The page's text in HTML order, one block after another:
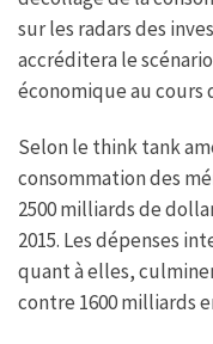
sur les radars des
accréditera le
économique au cours
Selon le think tank
consommation des
2500 milliards de
2015. Les dépenses
quant à elles,
contre 1600 milliards